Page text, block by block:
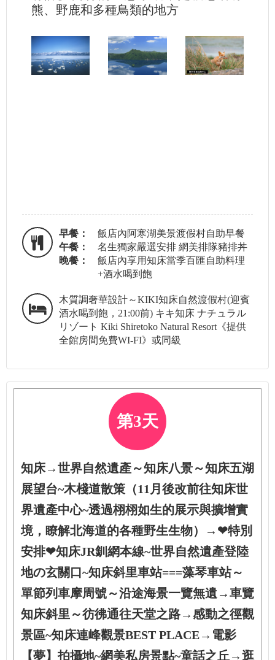
熊、野鹿和多種鳥類的地方
早餐：
飯店內阿寒湖美景渡假村自助早餐
午餐：
名生獨家嚴選安排 網美排隊豬排丼
晚餐：
飯店內享用知床當季百匯自助料理
+酒水喝到飽
木質調奢華設計～KIKI知床自然渡假村(迎賓
酒水喝到飽，21:00前) キキ知床 ナチュラル
リゾート Kiki Shiretoko Natural Resort《提供
全館房間免費WI-FI》或同級
第3天
知床→世界自然遺產～知床八景～知床五湖
展望台~木棧道散策（11月後改前往知床世
界遺產中心~透過栩栩如生的展示與擴增實
境，瞭解北海道的各種野生生物）→❤特別
安排❤知床JR釧網本線~世界自然遺產登陸
地の玄關口~知床斜里車站===藻琴車站～
單節列車摩周號～沿途海景一覽無遺→車覽
知床斜里～彷彿通往天堂之路→感動之徑觀
景區~知床連峰觀景BEST PLACE→電影
【夢】拍攝地~網美私房景點~童話之丘→逛